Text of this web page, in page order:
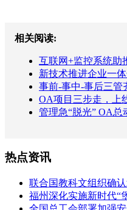
相关阅读:
互联网+监控系统助
新技术推进企业一
事前-事中-事后三管
OA项目三步走，上
管理急“脱光” OA总
热点资讯
联合国教科文组织确
福州深化实施新时代“